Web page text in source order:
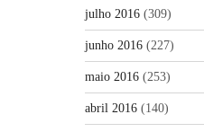
julho 2016 (309)
junho 2016 (227)
maio 2016 (253)
abril 2016 (140)